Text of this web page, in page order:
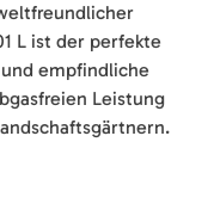
L ist der perfekte
empfindliche
Leistung